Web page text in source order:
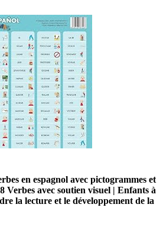
en espagnol avec pictogrammes et
Verbes avec soutien visuel | Enfants à
la lecture et le développement de la